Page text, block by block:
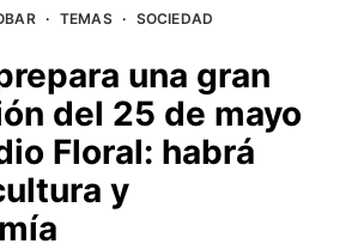
· TEMAS · SOCIEDAD
una gran
del 25 de mayo
Floral: habrá
y